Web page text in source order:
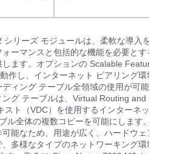
リーズ モジュールは、柔軟な導入を可能
ーマンスと包括的な機能を必要とする環
ます。オプションの Scalable Feature ラ
作し、インターネット ピアリング環境な
ィング テーブル全領域の使用が可能にな
ング テーブルは、Virtual Routing and
スト（VDC）を使用するインターネット接
ル全体の複数コピーを可能にします。非
能なため、用途が広く、ハードウェア モ
多様なタイプのネットワーキング環境に